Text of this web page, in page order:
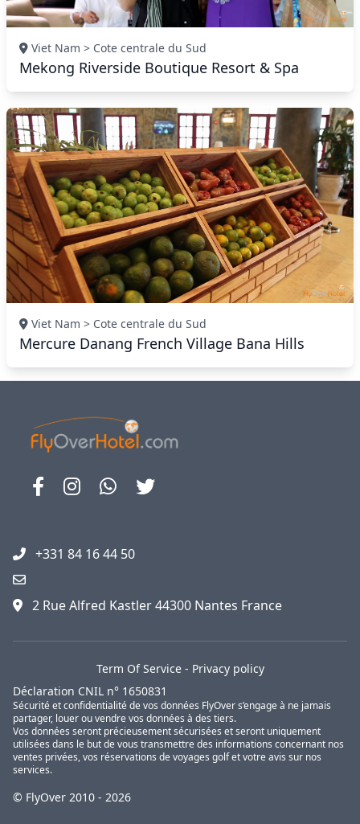
Viet Nam > Cote centrale du Sud
Mekong Riverside Boutique Resort & Spa
Viet Nam > Cote centrale du Sud
Mercure Danang French Village Bana Hills
+331 84 16 44 50
2 Rue Alfred Kastler 44300 Nantes France
Term Of Service- Privacy policy
Déclaration CNIL n° 1650831
Sécurité et confidentialité de vos données FlyOver s’engage à ne jamais
partager, louer ou vendre vos données à des tiers.
Vos données seront précieusement sécurisées et seront uniquement
utilisées dans le but de vous transmettre des informations concernant nos
ventes privées, vos réservations de voyages golf et votre avis sur nos
services.
© FlyOver 2010 - 2026